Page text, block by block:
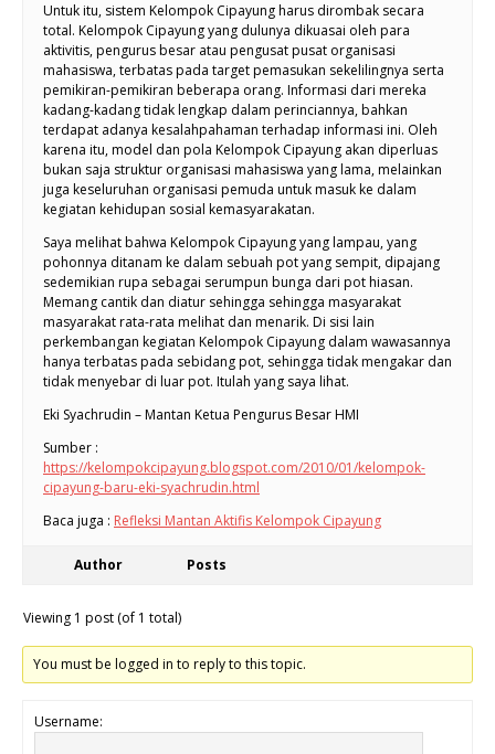
Untuk itu, sistem Kelompok Cipayung harus dirombak secara
total. Kelompok Cipayung yang dulunya dikuasai oleh para
aktivitis, pengurus besar atau pengusat pusat organisasi
mahasiswa, terbatas pada target pemasukan sekelilingnya serta
pemikiran-pemikiran beberapa orang. Informasi dari mereka
kadang-kadang tidak lengkap dalam perinciannya, bahkan
terdapat adanya kesalahpahaman terhadap informasi ini. Oleh
karena itu, model dan pola Kelompok Cipayung akan diperluas
bukan saja struktur organisasi mahasiswa yang lama, melainkan
juga keseluruhan organisasi pemuda untuk masuk ke dalam
kegiatan kehidupan sosial kemasyarakatan.
Saya melihat bahwa Kelompok Cipayung yang lampau, yang
pohonnya ditanam ke dalam sebuah pot yang sempit, dipajang
sedemikian rupa sebagai serumpun bunga dari pot hiasan.
Memang cantik dan diatur sehingga sehingga masyarakat
masyarakat rata-rata melihat dan menarik. Di sisi lain
perkembangan kegiatan Kelompok Cipayung dalam wawasannya
hanya terbatas pada sebidang pot, sehingga tidak mengakar dan
tidak menyebar di luar pot. Itulah yang saya lihat.
Eki Syachrudin – Mantan Ketua Pengurus Besar HMI
Sumber :
https://kelompokcipayung.blogspot.com/2010/01/kelompok-
cipayung-baru-eki-syachrudin.html
Baca juga : Refleksi Mantan Aktifis Kelompok Cipayung
Author Posts
Viewing 1 post (of 1 total)
You must be logged in to reply to this topic.
Username: